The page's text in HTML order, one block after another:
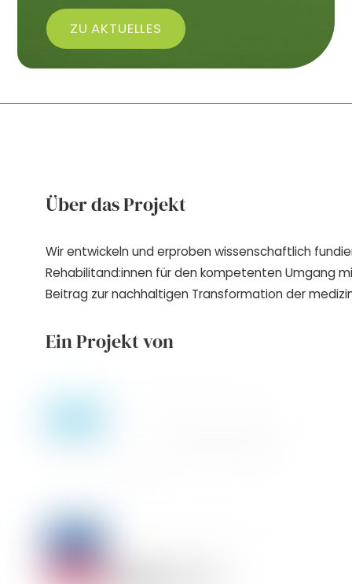
ZU AKTUELLES
Über das Projekt
Wir entwickeln und erproben wissenschaftlich
Rehabilitand:innen für den kompetenten Umgang
Beitrag zur nachhaltigen Transformation der
Ein Projekt von